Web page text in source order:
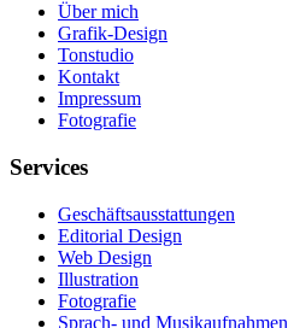
Über mich
Grafik-Design
Tonstudio
Kontakt
Impressum
Fotografie
Services
Geschäftsausstattungen
Editorial Design
Web Design
Illustration
Fotografie
Sprach- und Musikaufnahmen